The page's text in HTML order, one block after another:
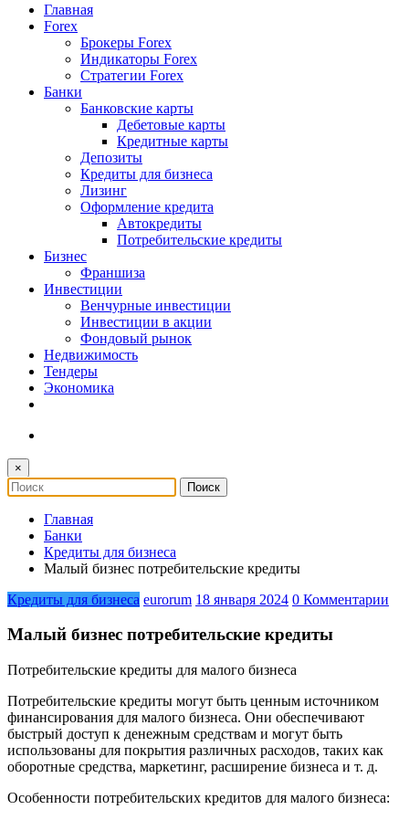
Главная
Forex
Брокеры Forex
Индикаторы Forex
Стратегии Forex
Банки
Банковские карты
Дебетовые карты
Кредитные карты
Депозиты
Кредиты для бизнеса
Лизинг
Оформление кредита
Автокредиты
Потребительские кредиты
Бизнес
Франшиза
Инвестиции
Венчурные инвестиции
Инвестиции в акции
Фондовый рынок
Недвижимость
Тендеры
Экономика
×
Главная
Банки
Кредиты для бизнеса
Малый бизнес потребительские кредиты
Кредиты для бизнеса eurorum 18 января 2024 0 Комментарии
Малый бизнес потребительские кредиты
Потребительские кредиты для малого бизнеса
Потребительские кредиты могут быть ценным источником
финансирования для малого бизнеса. Они обеспечивают
быстрый доступ к денежным средствам и могут быть
использованы для покрытия различных расходов, таких как
оборотные средства, маркетинг, расширение бизнеса и т. д.
Особенности потребительских кредитов для малого бизнеса: